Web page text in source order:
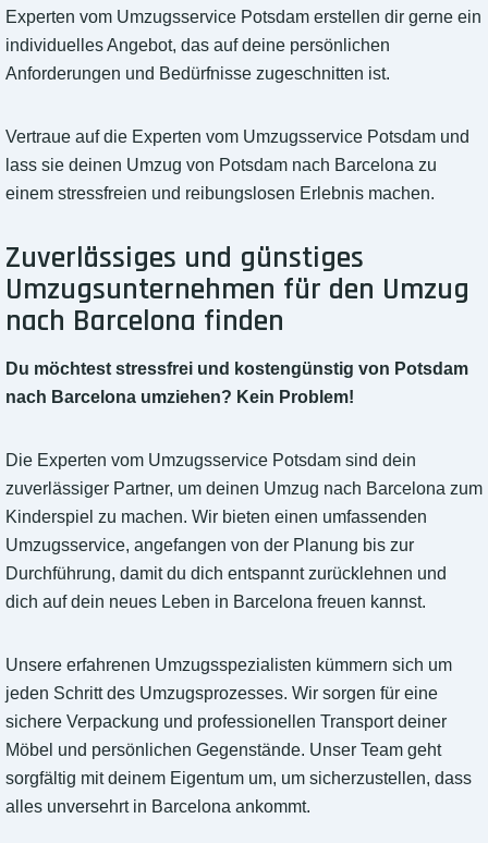
Experten vom Umzugsservice Potsdam erstellen dir gerne ein
individuelles Angebot, das auf deine persönlichen
Anforderungen und Bedürfnisse zugeschnitten ist.
Vertraue auf die Experten vom Umzugsservice Potsdam und
lass sie deinen Umzug von Potsdam nach Barcelona zu
einem stressfreien und reibungslosen Erlebnis machen.
Zuverlässiges und günstiges
Umzugsunternehmen für den Umzug
nach Barcelona finden
Du möchtest stressfrei und kostengünstig von Potsdam
nach Barcelona umziehen? Kein Problem!
Die Experten vom Umzugsservice Potsdam sind dein
zuverlässiger Partner, um deinen Umzug nach Barcelona zum
Kinderspiel zu machen. Wir bieten einen umfassenden
Umzugsservice, angefangen von der Planung bis zur
Durchführung, damit du dich entspannt zurücklehnen und
dich auf dein neues Leben in Barcelona freuen kannst.
Unsere erfahrenen Umzugsspezialisten kümmern sich um
jeden Schritt des Umzugsprozesses. Wir sorgen für eine
sichere Verpackung und professionellen Transport deiner
Möbel und persönlichen Gegenstände. Unser Team geht
sorgfältig mit deinem Eigentum um, um sicherzustellen, dass
alles unversehrt in Barcelona ankommt.